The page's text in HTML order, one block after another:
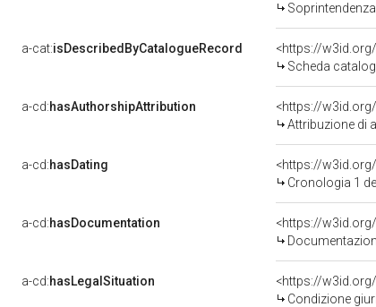
a-cat:isDescribedByCatalogueRecord
<https://
Scheda
a-cd:hasAuthorshipAttribution
<https://
Attribuzione di
a-cd:hasDating
<https://
Cronologia 1
a-cd:hasDocumentation
<https://
a-cd:hasLegalSituation
<https://
Condizione